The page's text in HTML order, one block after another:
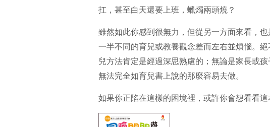
扛，甚至白天還要上班，蠟燭兩頭燒？
雖然如此你感到很無力，但從另一方面來看，
一半不同的育兒或教養觀念差而左右並煩惱。
兒方法肯定是經過深思熟慮的；無論是家長或
無法完全如育兒書上說的那麼容易去做。
如果你正陷在這樣的困境裡，或許你會想看看